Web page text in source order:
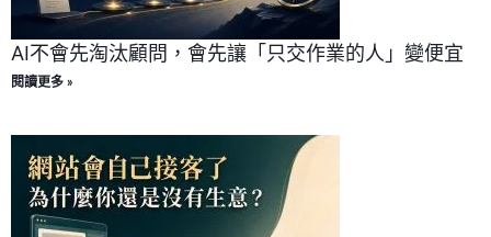
AI不會先淘汰顧問，會先讓「只交作業的人」變便宜
閱讀更多 »